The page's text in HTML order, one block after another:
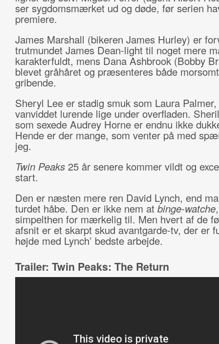
ser sygdomsmærket ud og døde, før serien
premiere.
James Marshall (bikeren James Hurley) er
trutmundet James Dean-light til noget mere
karakterfuldt, mens Dana Ashbrook (Bobby
blevet gråhåret og præsenteres både
gribende.
Sheryl Lee er stadig smuk som Laura
vanviddet lurende lige under overfladen.
som sexede Audrey Horne er endnu ikke
Hende er der mange, som venter på med
jeg.
Twin Peaks25 år senere kommer vildt og
start.
Den er næsten mere ren David Lynch, end
turdet håbe. Den er ikke nem at binge-watche
simpelthen for mærkelig til. Men hvert af de
afsnit er et skarpt skud avantgarde-tv, der er
højde med Lynch’ bedste arbejde.
Trailer: Twin Peaks: The Return